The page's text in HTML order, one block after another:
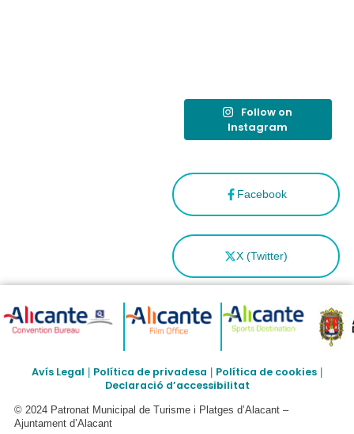
Facebook
X (Twitter)
Follow on
Instagram
Avís Legal Política de privadesa Política de cookies
Declaració d’accessibilitat
© 2024 Patronat Municipal de Turisme i Platges d’Alacant –
Ajuntament d’Alacant